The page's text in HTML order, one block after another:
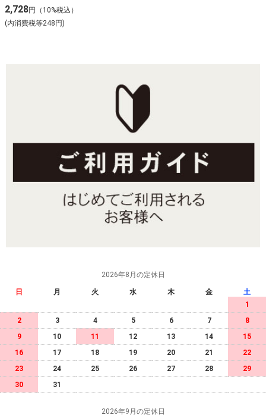
08 SB
2,728円（10%税込）
(内消費税等248円)
2026年8月の定休日
日 月 火 水 木 金
土
1
2
3 4 5 6 7
8
9
10 11 12 13 14
15
16
17 18 19 20 21
22
23
24 25 26 27 28
29
30
31
2026年9月の定休日